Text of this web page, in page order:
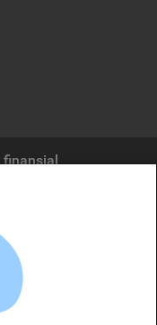
finansial
keuangan yang terdaftar di
keuangan yang
jasa keuangan yang
jawab atas tuntutan